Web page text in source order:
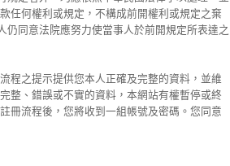
任何權利或規定，不構成前開權利或規定之棄
同意法院應努力使當事人於前開規定所表達之
程之提示提供您本人正確及完整的資料，並維
整、錯誤或不實的資料，本網站有權暫停或終
冊流程後，您將收到一組帳號及密碼。您同意